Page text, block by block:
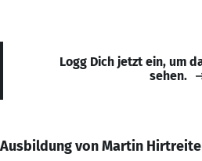
Logg Dich jetzt ein, um
sehen.
Ausbildung von Martin